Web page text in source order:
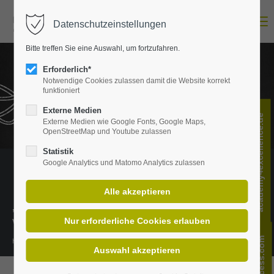
Login
Passwort
Anmelden
Lost your password?
Support
Lorem ipsum dolor sit amet:
„Wissen ist das richtige Verständnis
von Informationen.“
Henning Mankell
academy4excellence.de
Datenschutzeinstellungen
Bitte treffen Sie eine Auswahl, um fortzufahren.
Erforderlich*
Notwendige Cookies zulassen damit die Website korrekt
funktioniert
Externe Medien
Externe Medien wie Google Fonts, Google Maps,
OpenStreetMap und Youtube zulassen
Statistik
Google Analytics und Matomo Analytics zulassen